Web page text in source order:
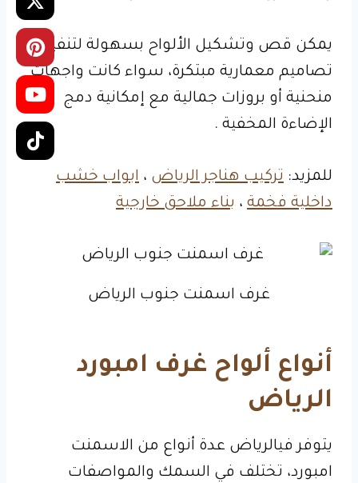
يمكن قص وتشكيل الألواح بسهولة لتنفيذ
تصاميم معمارية مبتكرة، سواء كانت واجهات
منحنية أو بروزات جمالية مع إمكانية دمج
الإضاءة المخفية .
للمزيد: تركيب هناجر الرياض ، ابواب خشب
داخلية فخمة ، بناء ملاحق خارجية
غرف اسمنت جنوب الرياض
أنواع ألواح غرف امبورد
الرياض
يتوفر فيالرياض عدة أنواع من الاسمنت
امبورد، تختلف في السمك والمواصفات